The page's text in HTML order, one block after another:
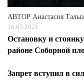
АВТОР Анастасия
16.05.2021
Остановку и
районе Соборной
Запрет вступил в